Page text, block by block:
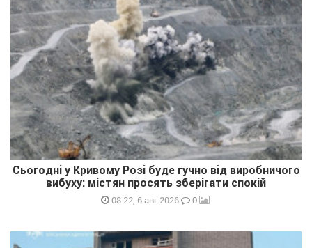
Сьогодні у Кривому Розі буде гучно від виробничого
вибуху: містян просять зберігати спокій
08:22, 6 авг 2026 0